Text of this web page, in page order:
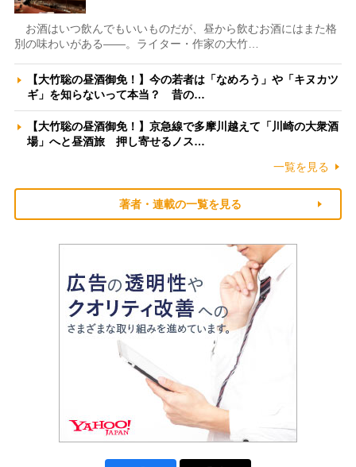
お酒はいつ飲んでもいいものだが、昼から飲むお酒にはまた格
別の味わいがある――。ライター・作家の大竹…
【大竹聡の昼酒御免！】今の若者は「なめろう」や「キヌカツ
ギ」を知らないって本当？ 昔の…
【大竹聡の昼酒御免！】京急線で多摩川越えて「川崎の大衆酒
場」へと昼酒旅 押し寄せるノス…
一覧を見る
著者・連載の一覧を見る